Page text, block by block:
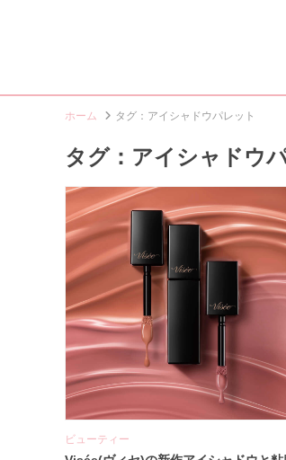
ホーム タグ：アイシャドウパレット
タグ：アイシャドウ
ビューティー